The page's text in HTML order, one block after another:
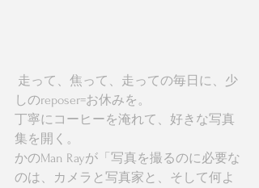
しのreposer=お休みを。
丁寧にコーヒーを淹れて、好きな写真
集を開く。
かのMan Rayが「写真を撮るのに必要な
のは、カメラと写真家と、そして何よ